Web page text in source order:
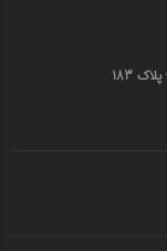
قم - خیابان انقلاب (چهارمردان)‌ - کوچه 6 - پلاک 183